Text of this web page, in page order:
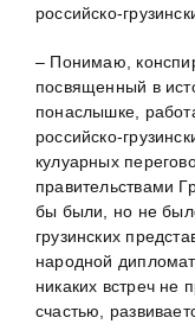
российско-
– Понимаю,
посвященный в
понаслышке,
российско-
кулуарных
правительствами
бы были, но не
грузинских
народной
никаких встреч не
счастью,